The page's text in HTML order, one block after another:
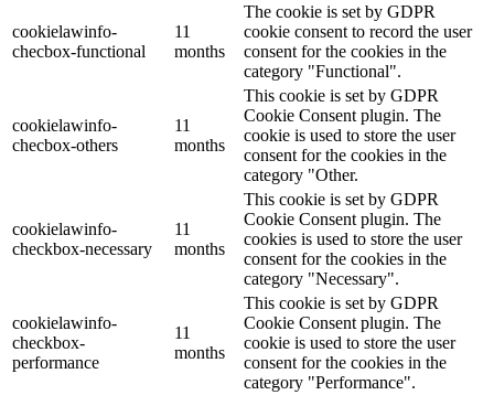
cookielawinfo-
checbox-functional
11
months
The cookie is set by GDPR
cookie consent to record the user
consent for the cookies in the
category "Functional".
cookielawinfo-
checbox-others
11
months
This cookie is set by GDPR
Cookie Consent plugin. The
cookie is used to store the user
consent for the cookies in the
category "Other.
cookielawinfo-
checkbox-necessary
11
months
This cookie is set by GDPR
Cookie Consent plugin. The
cookies is used to store the user
consent for the cookies in the
category "Necessary".
cookielawinfo-
checkbox-
performance
11
months
This cookie is set by GDPR
Cookie Consent plugin. The
cookie is used to store the user
consent for the cookies in the
category "Performance".